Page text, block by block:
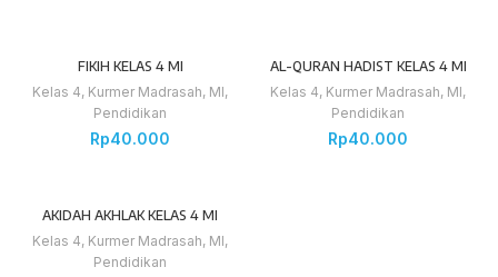
FIKIH KELAS 4 MI
Kelas 4, Kurmer Madrasah, MI,
Pendidikan
Rp40.000
AL-QURAN HADIST KELAS 4 MI
Kelas 4, Kurmer Madrasah, MI,
Pendidikan
Rp40.000
AKIDAH AKHLAK KELAS 4 MI
Kelas 4, Kurmer Madrasah, MI,
Pendidikan